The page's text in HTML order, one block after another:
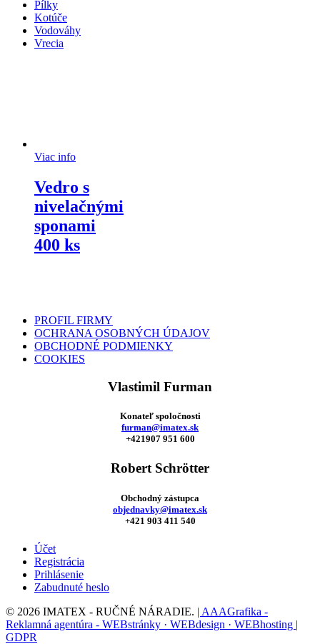
Pílky
Kotúče
Vodováhy
Vrecia
Viac info
Vedro s
nivelačnými
sponami
400 ks
PROFIL FIRMY
OCHRANA OSOBNÝCH ÚDAJOV
OBCHODNÉ PODMIENKY
COOKIES
Vlastimil Furman
Konateľ spoločnosti
furman@imatex.sk
+421907 951 600
Robert Schrötter
Obchodný zástupca
objednavky@imatex.sk
+421 903 411 540
Účet
Registrácia
Prihlásenie
Zabudnuté heslo
© 2026 IMATEX - RUČNÉ NÁRADIE. | AAAGrafika -
Reklamná agentúra - WEBstránky · WEBdesign · WEBhosting |
GDPR